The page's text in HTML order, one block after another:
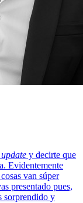
update y decirte que
Evidentemente
van súper
presentado pues,
sorprendido y